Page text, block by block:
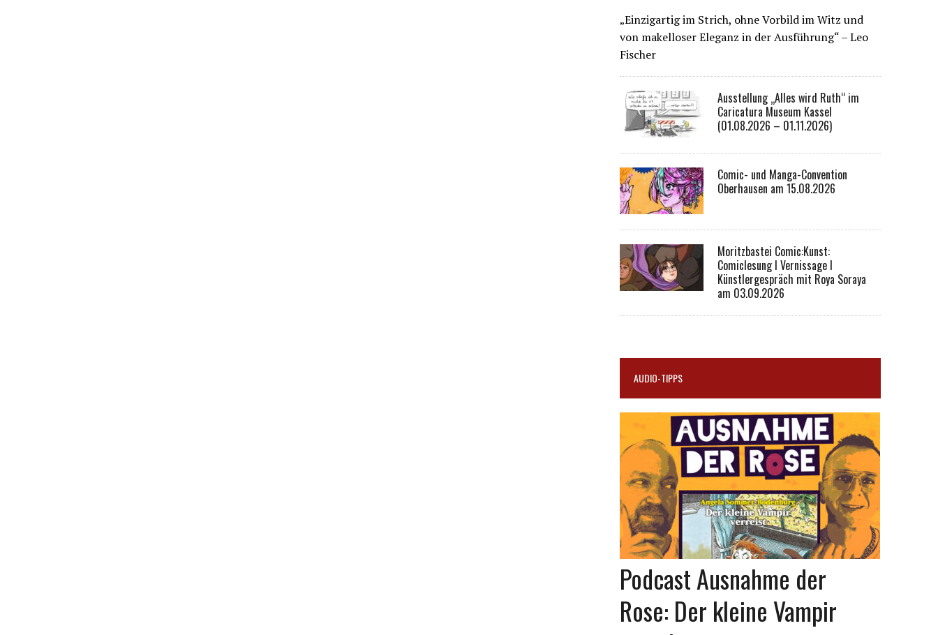
„Einzigartig im Strich, ohne Vorbild im Witz und
von makelloser Eleganz in der Ausführung“ – Leo
Fischer
Ausstellung „Alles wird Ruth“ im
Caricatura Museum Kassel
(01.08.2026 – 01.11.2026)
Comic- und Manga-Convention
Oberhausen am 15.08.2026
Moritzbastei Comic:Kunst:
Comiclesung I Vernissage I
Künstlergespräch mit Roya Soraya
am 03.09.2026
AUDIO-TIPPS
Podcast Ausnahme der
Rose: Der kleine Vampir